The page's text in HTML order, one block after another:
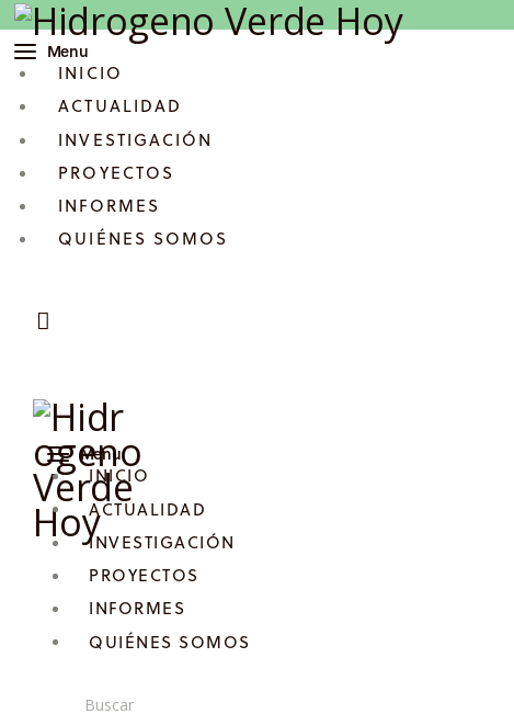
Menu
INICIO
ACTUALIDAD
INVESTIGACIÓN
PROYECTOS
INFORMES
QUIÉNES SOMOS
Menu
INICIO
ACTUALIDAD
INVESTIGACIÓN
PROYECTOS
INFORMES
QUIÉNES SOMOS
Inicio
Actualidad
Investigación
Informes